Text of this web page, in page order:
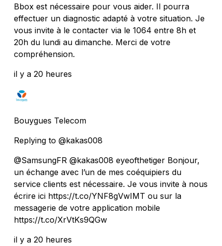
Bbox est nécessaire pour vous aider. Il pourra
effectuer un diagnostic adapté à votre situation. Je
vous invite à le contacter via le 1064 entre 8h et
20h du lundi au dimanche. Merci de votre
compréhension.
il y a 20 heures
Bouygues Telecom
Replying to @kakas008
@SamsungFR @kakas008 eyeofthetiger Bonjour,
un échange avec l’un de mes coéquipiers du
service clients est nécessaire. Je vous invite à nous
écrire ici https://t.co/YNF8gVwIMT ou sur la
messagerie de votre application mobile
https://t.co/XrVtKs9QGw
il y a 20 heures